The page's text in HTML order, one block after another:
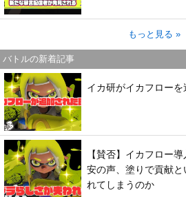
もっと見る »
バトルの新着記事
イカ研がイカフロー
【賛否】イカフロー
安の声、塗りで貢献と
れてしまうのか